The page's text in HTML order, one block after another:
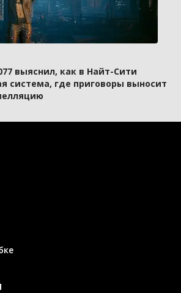
выяснил, как в Найт-Сити
система, где приговоры выносит